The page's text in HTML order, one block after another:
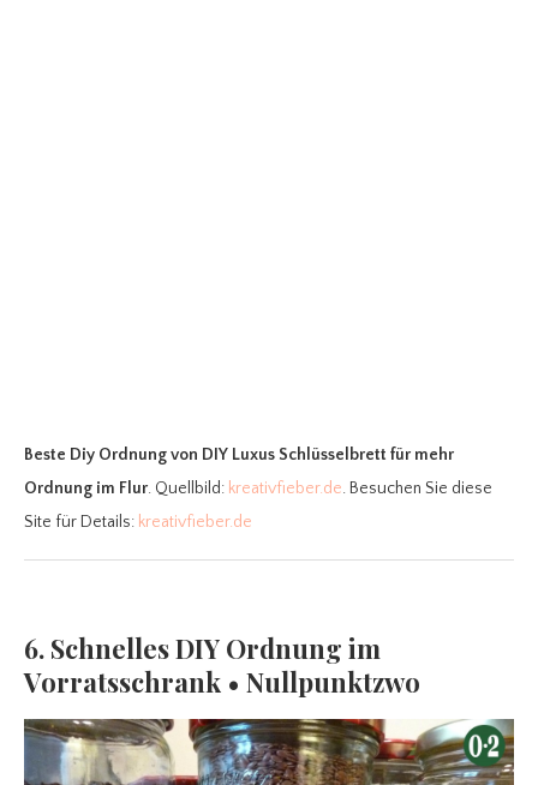
Beste Diy Ordnungvon DIY Luxus Schlüsselbrett für mehr
Ordnung im Flur. Quellbild: kreativfieber.de. Besuchen Sie diese
Site für Details: kreativfieber.de
6. Schnelles DIY Ordnung im
Vorratsschrank • Nullpunktzwo